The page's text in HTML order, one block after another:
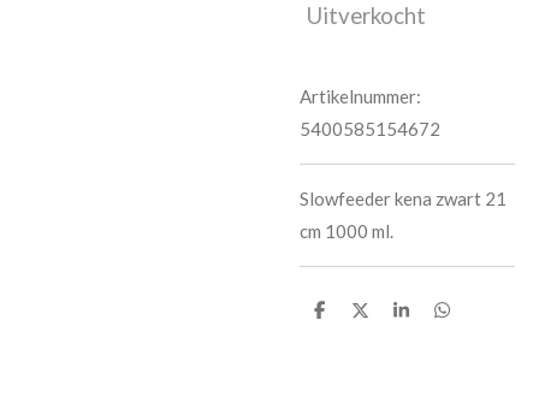
Uitverkocht
Artikelnummer:
5400585154672
Slowfeeder kena zwart 21
cm 1000 ml.
D
D
S
D